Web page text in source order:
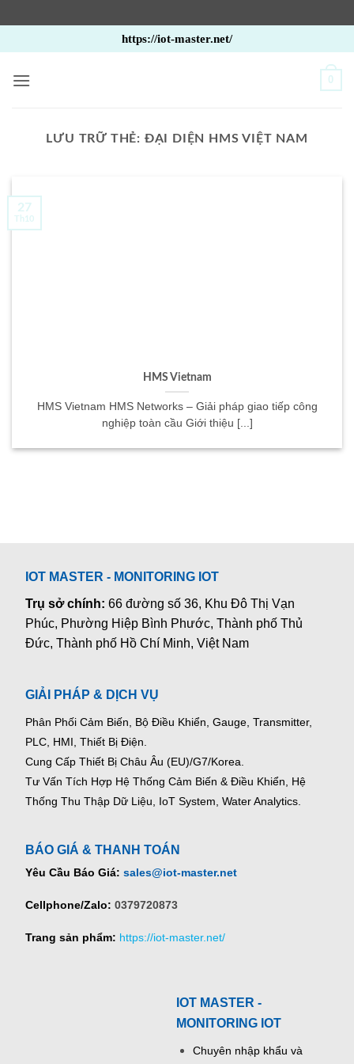
qua
nội
https://iot-master.net/
0
LƯU TRỮ THẺ: ĐẠI DIỆN HMS VIỆT NAM
HMS Vietnam
HMS Vietnam HMS Networks – Giải pháp giao tiếp công
nghiệp toàn cầu Giới thiệu [...]
27
Th10
IOT MASTER - MONITORING IOT
Trụ sở chính:66 đường số 36, Khu Đô Thị Vạn
Phúc, Phường Hiệp Bình Phước, Thành phố Thủ
Đức, Thành phố Hồ Chí Minh, Việt Nam
GIẢI PHÁP & DỊCH VỤ
Phân Phối Cảm Biến, Bộ Điều Khiển, Gauge, Transmitter,
PLC, HMI, Thiết Bị Điện.
Cung Cấp Thiết Bị Châu Âu (EU)/G7/Korea.
Tư Vấn Tích Hợp Hệ Thống Cảm Biến & Điều Khiển, Hệ
Thống Thu Thập Dữ Liệu, IoT System, Water Analytics.
BÁO GIÁ & THANH TOÁN
Yêu Cầu Báo Giá: sales@iot-master.net
Cellphone/Zalo: 0379720873
Trang sản phẩm: https://iot-master.net/
IOT MASTER -
MONITORING IOT
Chuyên nhập khẩu và